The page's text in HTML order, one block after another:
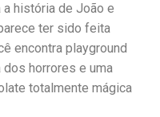
história de João e
ter sido feita
encontra playground
dos horrores e uma
totalmente mágica